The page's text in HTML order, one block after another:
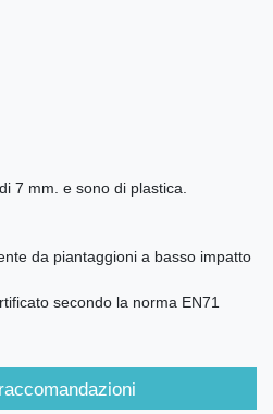
7 mm. e sono di plastica.
da piantaggioni a basso impatto
secondo la norma EN71